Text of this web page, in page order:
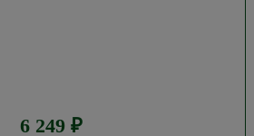
6 249 ₽